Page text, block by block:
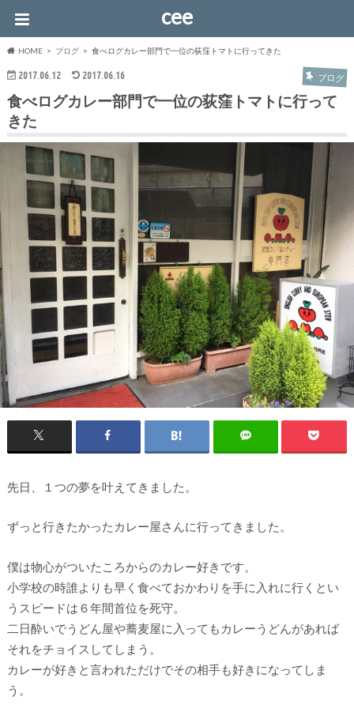
cee
HOME ブログ 食べログカレー部門で一位の荻窪トマトに行ってきた
2017.06.12 2017.06.16 ブログ
食べログカレー部門で一位の荻窪トマトに行って
きた
先日、１つの夢を叶えてきました。
ずっと行きたかったカレー屋さんに行ってきました。
僕は物心がついたころからのカレー好きです。
小学校の時誰よりも早く食べておかわりを手に入れに行くとい
うスピードは６年間首位を死守。
二日酔いでうどん屋や蕎麦屋に入ってもカレーうどんがあれば
それをチョイスしてしまう。
カレーが好きと言われただけでその相手も好きになってしま
う。